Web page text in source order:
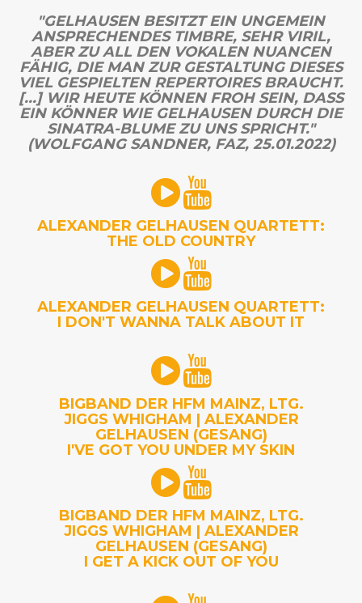
"GELHAUSEN BESITZT EIN UNGEMEIN
ANSPRECHENDES TIMBRE, SEHR VIRIL,
ABER ZU ALL DEN VOKALEN NUANCEN
FÄHIG, DIE MAN ZUR GESTALTUNG DIESES
VIEL GESPIELTEN REPERTOIRES BRAUCHT.
[...] WIR HEUTE KÖNNEN FROH SEIN, DASS
EIN KÖNNER WIE GELHAUSEN DURCH DIE
SINATRA-BLUME ZU UNS SPRICHT."
(WOLFGANG SANDNER, FAZ, 25.01.2022)
ALEXANDER GELHAUSEN QUARTETT:
THE OLD COUNTRY
ALEXANDER GELHAUSEN QUARTETT:
I DON'T WANNA TALK ABOUT IT
BIGBAND DER HFM MAINZ, LTG.
JIGGS WHIGHAM | ALEXANDER
GELHAUSEN (GESANG)
I'VE GOT YOU UNDER MY SKIN
BIGBAND DER HFM MAINZ, LTG.
JIGGS WHIGHAM | ALEXANDER
GELHAUSEN (GESANG)
I GET A KICK OUT OF YOU